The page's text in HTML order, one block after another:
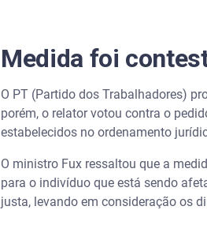
Medida foi
O PT (Partido dos Trabalhadores)
porém, o relator votou contra o
estabelecidos no ordenamento
O ministro Fux ressaltou que a
para o indivíduo que está sendo
justa, levando em consideração os